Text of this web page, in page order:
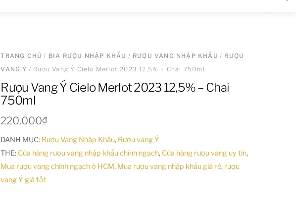
TRANG CHỦ / BIA RƯỢU NHẬP KHẨU / RƯỢU VANG NHẬP KHẨU / RƯỢU
VANG Ý / Rượu Vang Ý Cielo Merlot 2023 12,5% – Chai 750ml
Rượu Vang Ý Cielo Merlot 2023 12,5% – Chai
750ml
220.000₫
DANH MỤC: Rượu Vang Nhập Khẩu, Rượu vang Ý
THẺ: Cửa hàng rượu vang nhập khẩu chính ngạch, Cửa hàng rượu vang uy tín,
Mua rượu vang chính ngạch ở HCM, Mua rượu vang nhập khẩu giá rẻ, rượu
vang Ý giá tốt